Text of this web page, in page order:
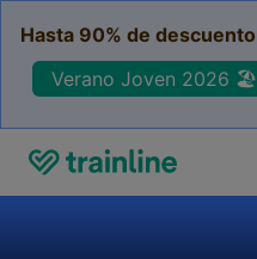
Hasta 90% de descuento
Verano Joven 2026 🏖️